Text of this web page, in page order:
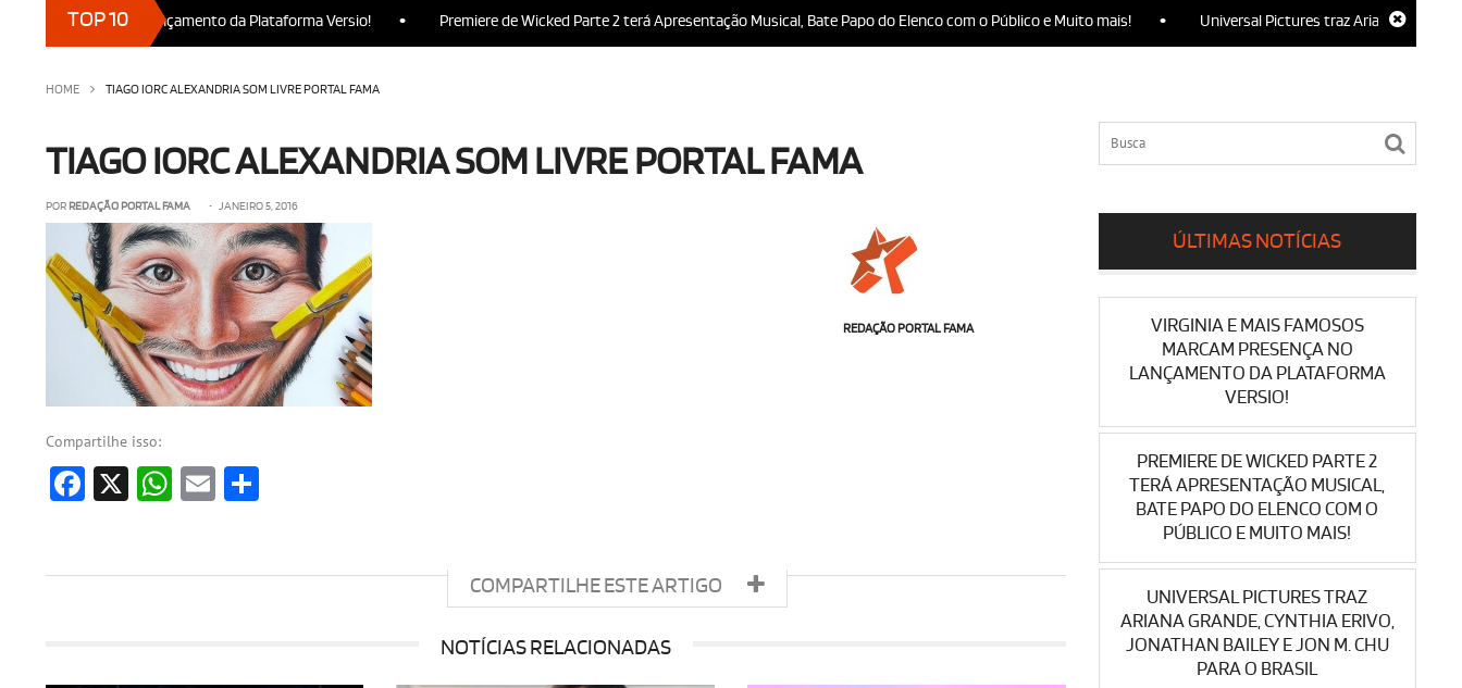
TOP 10
presença no Lançamento da Plataforma Versio! • Premiere de Wicked Parte 2 terá Apresentação Musical, Bate Papo do Elenco com o Público e Muito mais! • Universal Pictures traz Ariana Grande,
HOME TIAGO IORC ALEXANDRIA SOM LIVRE PORTAL FAMA
TIAGO IORC ALEXANDRIA SOM LIVRE PORTAL FAMA
POR REDAÇÃO PORTAL FAMA • JANEIRO 5, 2016
REDAÇÃO PORTAL FAMA
Compartilhe isso:
Facebook
X WhatsApp
Email
COMPARTILHE ESTE ARTIGO
NOTÍCIAS RELACIONADAS
ÚLTIMAS NOTÍCIAS
VIRGINIA E MAIS FAMOSOS
MARCAM PRESENÇA NO
LANÇAMENTO DA PLATAFORMA
VERSIO!
PREMIERE DE WICKED PARTE 2
TERÁ APRESENTAÇÃO MUSICAL,
BATE PAPO DO ELENCO COM O
PÚBLICO E MUITO MAIS!
UNIVERSAL PICTURES TRAZ
ARIANA GRANDE, CYNTHIA ERIVO,
JONATHAN BAILEY E JON M. CHU
PARA O BRASIL